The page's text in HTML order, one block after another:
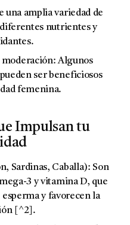
una amplia variedad de
nutrientes y
moderación:Algunos
ser beneficiosos
femenina.
Impulsan tu
Sardinas, Caballa): Son
3 y vitamina D, que
y favorecen la
[^2].